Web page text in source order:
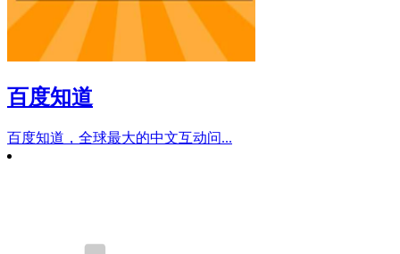
百度知道
百度知道，全球最大的中文互动问...